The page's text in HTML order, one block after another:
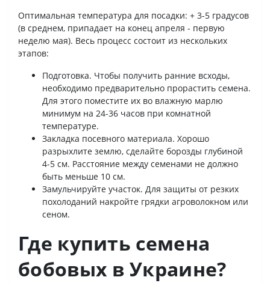
Оптимальная температура для посадки: + 3-5 градусов
(в среднем, припадает на конец апреля - первую
неделю мая). Весь процесс состоит из нескольких
этапов:
Подготовка. Чтобы получить ранние всходы,
необходимо предварительно прорастить семена.
Для этого поместите их во влажную марлю
минимум на 24-36 часов при комнатной
температуре.
Закладка посевного материала. Хорошо
разрыхлите землю, сделайте борозды глубиной
4-5 см. Расстояние между семенами не должно
быть меньше 10 см.
Замульчируйте участок. Для защиты от резких
похолоданий накройте грядки агроволокном или
сеном.
Где купить семена
бобовых в Украине?